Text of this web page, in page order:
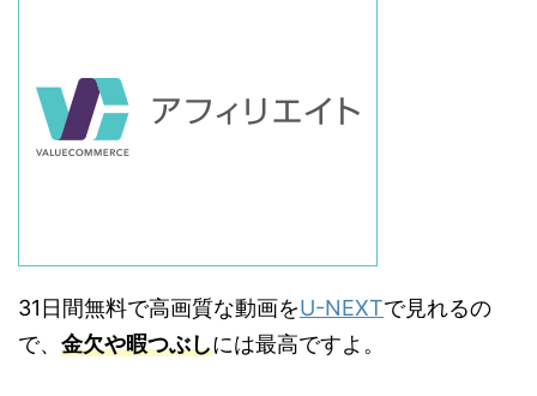
31日間無料で高画質な動画をU-NEXTで見れるの
で、 金欠や暇つぶしには最高ですよ。